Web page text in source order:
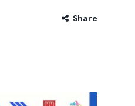
Share